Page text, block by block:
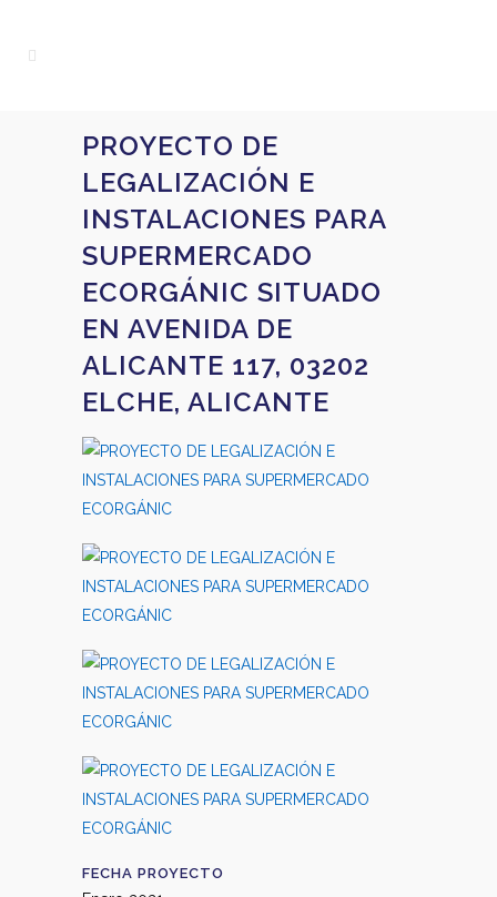
PROYECTO DE
LEGALIZACIÓN E
INSTALACIONES PARA
SUPERMERCADO
ECORGÁNIC SITUADO
EN AVENIDA DE
ALICANTE 117, 03202
ELCHE, ALICANTE
FECHA PROYECTO